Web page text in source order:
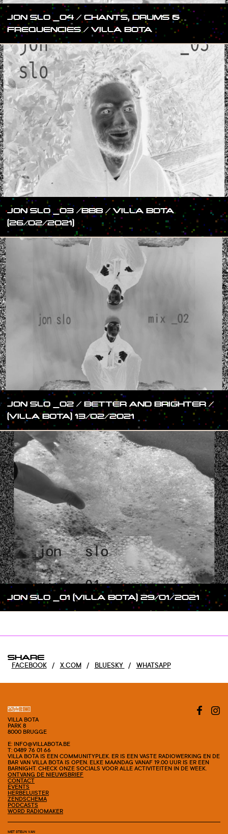
JON SLO _04 / CHANTS, DRUMS &
FREQUENCIES / VILLA BOTA
JON SLO _03 /BBB / VILLA BOTA
(26/02/2021)
JON SLO _02 / BETTER AND BRIGHTER /
(VILLA BOTA) 13/02/2021
JON SLO _01 (VILLA BOTA) 29/01/2021
SHARE
FACEBOOK / X.COM / BLUESKY / WHATSAPP
VILLA BOTA
PARK 8
8000 BRUGGE
E: INFO@VILLABOTA.BE
T: 0489 76 01 66
VILLA BOTA IS EEN COMMUNITYPLEK. ER IS EEN VASTE RADIOWERKING EN DE
BAR VAN VILLA BOTA IS OPEN. ELKE MAANDAG VANAF 19.00 UUR IS ER EEN
BARNIGHT. CHECK ONZE SOCIALS VOOR ALLE ACTIVITEITEN IN DE WEEK.
ONTVANG DE NIEUWSBRIEF
CONTACT
EVENTS
HERBELUISTER
ZENDSCHEMA
PODCASTS
WORD RADIOMAKER
MET STEUN VAN